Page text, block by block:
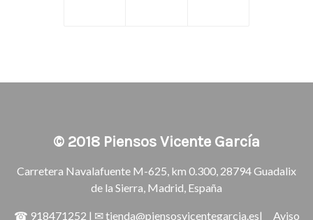
© 2018 Piensos Vicente García
Carretera Navalafuente M-625, km 0.300, 28794 Guadalix
de la Sierra, Madrid, España
☎ 918471252 | ✉tienda@piensosvicentegarcia.es| Aviso